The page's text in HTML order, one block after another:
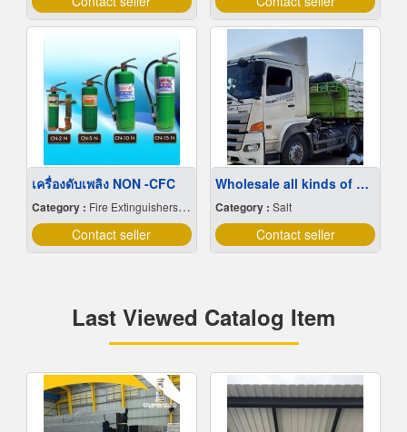
เครื่องดับเพลิง NON -CFC
Category : Fire Extinguishers & Equipment
Contact seller
Wholesale all kinds of sea salt at cheap prices
Category : Salt
Contact seller
Last Viewed Catalog Item